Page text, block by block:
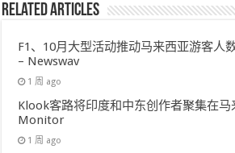
Related Articles
F1、10月大型活动推动马来西亚游客人
– Newswav
1 周 ago
Klook客路将印度和中东创作者聚集在
Monitor
1 周 ago